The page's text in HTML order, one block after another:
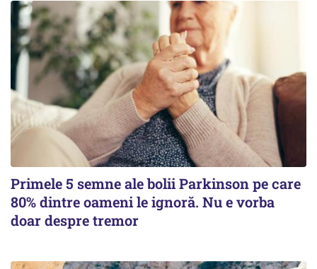
Primele 5 semne ale bolii Parkinson pe care
80% dintre oameni le ignoră. Nu e vorba
doar despre tremor